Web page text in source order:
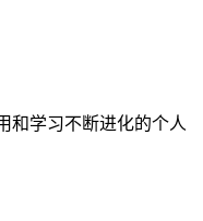
和学习不断进化的个人